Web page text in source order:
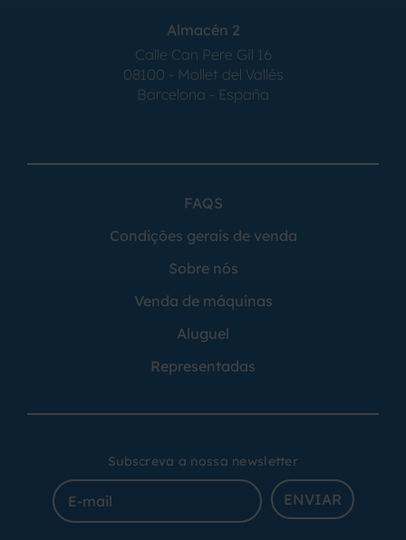
Almacén 2
Calle Can Pere Gil 16
08100 - Mollet del Vallés
Barcelona - España
FAQS
Condições gerais de venda
Sobre nós
Venda de máquinas
Aluguel
Representadas
Subscreva a nossa newsletter
ENVIAR